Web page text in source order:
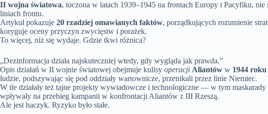
II wojna światowa, toczona w latach 1939–1945 na frontach Europy i Pacyfiku, nie
liniach frontu.
Artykuł pokazuje 20 rzadziej omawianych faktów, porządkujących rozumienie
koryguje oceny przyczyn zwycięstw i porażek.
To więcej, niż się wydaje. Gdzie tkwi różnica?
„Dezinformacja działa najskuteczniej wtedy, gdy wygląda jak prawda.”
Opis działań w II wojnie światowej obejmuje kulisy operacji Aliantów w 1944 roku
ludzie, podszywając się pod oddziały wartownicze, przenikali przez linie Niemiec.
W tle działały też tajne projekty wywiadowcze i technologiczne — w tym
wpływały na przebieg kampanii w konfrontacji Aliantów z III Rzeszą.
Ale jest haczyk. Ryzyko było stałe.